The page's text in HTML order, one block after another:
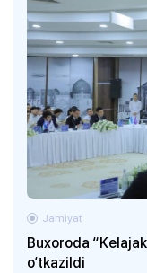
Buxoroda
o‘tkazildi
Jamiyat